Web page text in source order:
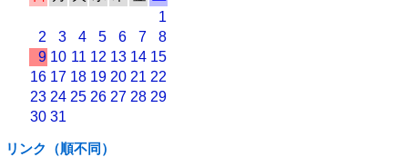
1
2
3 4 5 6 7
8
9 10 11 12 13 14 15
16 17 18 19 20 21 22
23 24 25 26 27 28 29
30 31
リンク（順不同）